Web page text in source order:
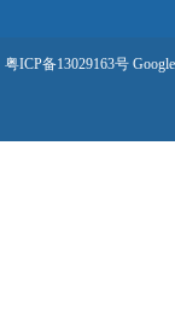
粤ICP备13029163号